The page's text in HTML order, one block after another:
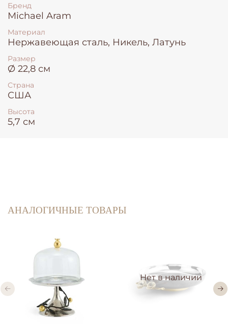
Бренд
Michael Aram
Материал
Нержавеющая сталь, Никель, Латунь
Размер
Ø 22,8 см
Страна
США
Высота
5,7 см
АНАЛОГИЧНЫЕ ТОВАРЫ
Нет в наличии